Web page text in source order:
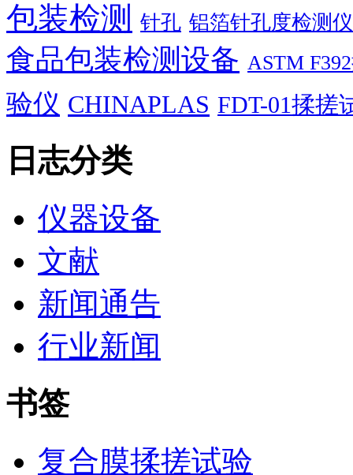
包装检测 针孔 铝箔针孔度检测
食品包装检测设备 ASTM
验仪 CHINAPLAS FDT-01揉搓
日志分类
仪器设备
文献
新闻通告
行业新闻
书签
复合膜揉搓试验